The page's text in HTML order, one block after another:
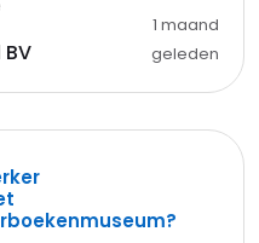
1 maand
geleden